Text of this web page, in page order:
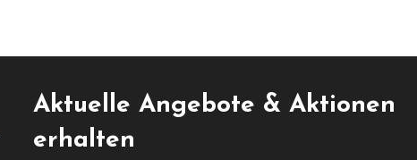
Aktuelle Angebote & Aktionen
erhalten